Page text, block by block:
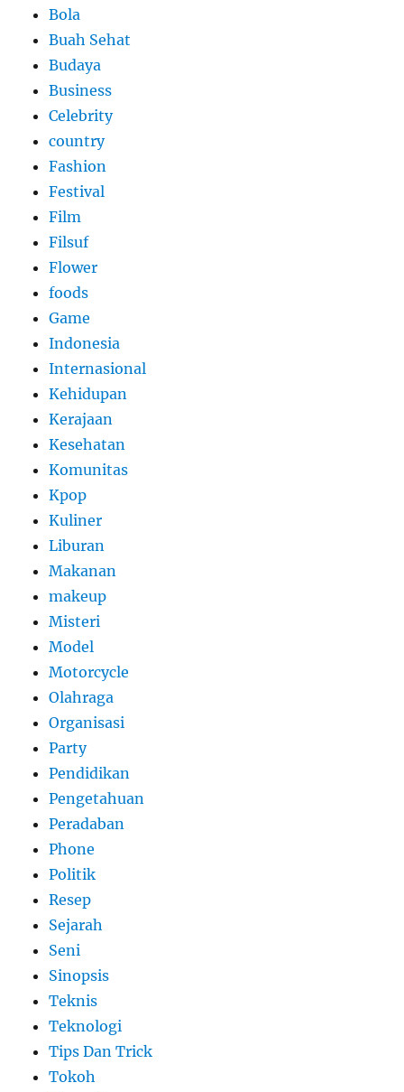
Bola
Buah Sehat
Budaya
Business
Celebrity
country
Fashion
Festival
Film
Filsuf
Flower
foods
Game
Indonesia
Internasional
Kehidupan
Kerajaan
Kesehatan
Komunitas
Kpop
Kuliner
Liburan
Makanan
makeup
Misteri
Model
Motorcycle
Olahraga
Organisasi
Party
Pendidikan
Pengetahuan
Peradaban
Phone
Politik
Resep
Sejarah
Seni
Sinopsis
Teknis
Teknologi
Tips Dan Trick
Tokoh